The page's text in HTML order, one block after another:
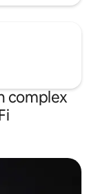
complex